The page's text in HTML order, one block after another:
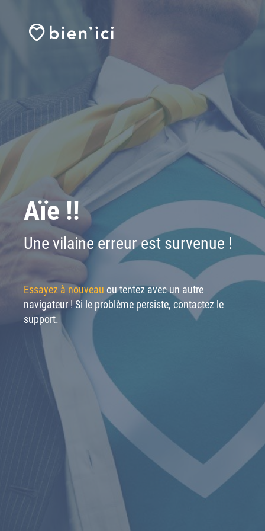
Aïe !!
Une vilaine erreur est survenue !
Essayez à nouveau ou tentez avec un autre
navigateur ! Si le problème persiste, contactez le
support.